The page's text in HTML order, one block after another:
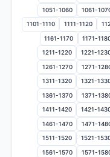
1051-1060 1061-
1101-1110 1111-1120
1161-1170 1171-
1211-1220 1221-
1261-1270 1271-
1311-1320 1321-
1361-1370 1371-
1411-1420 1421-
1461-1470 1471-
1511-1520 1521-
1561-1570 1571-